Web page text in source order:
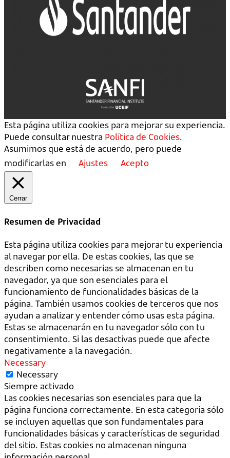
Esta página utiliza cookies para mejorar su experiencia.
Puede consultar nuestra Política de Cookies.
Asumimos que está de acuerdo, pero puede
modificarlas en
Ajustes Acepto
Cerrar
Resumen de Privacidad
Esta página utiliza cookies para mejorar tu experiencia
al navegar por ella. De estas cookies, las que se
describen como necesarias se almacenan en tu
navegador, ya que son esenciales para el
funcionamiento de funcionalidades básicas de la
página. También usamos cookies de terceros que nos
ayudan a analizar y entender cómo usas esta página.
Estas se almacenarán en tu navegador sólo con tu
consentimiento. Si las desactivas puede que afecte
negativamente a la navegación.
Necessary
Necessary
Siempre activado
Las cookies necesarias son esenciales para que la
página funciona correctamente. En esta categoría sólo
se incluyen aquellas que son fundamentales para
funcionalidades básicas y características de seguridad
del sitio. Estas cookies no almacenan ninguna